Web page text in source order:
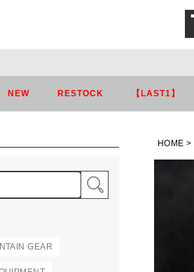
NEW RESTOCK 【LAST1】
GEAR
HOME